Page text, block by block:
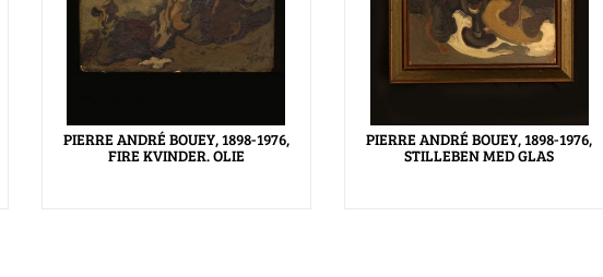
PIERRE ANDRÉ BOUEY, 1898-1976,
FIRE KVINDER. OLIE
PIERRE ANDRÉ BOUEY, 1898-1976,
STILLEBEN MED GLAS